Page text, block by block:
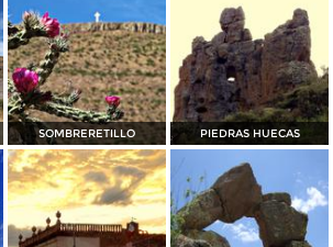
SOMBRERETILLO PIEDRAS HUECAS